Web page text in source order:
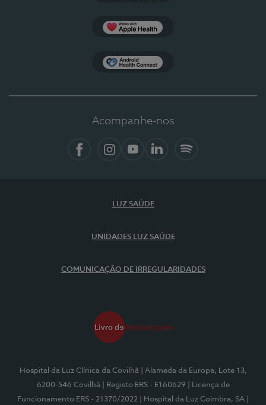
Acompanhe-nos
LUZ SAÚDE
UNIDADES LUZ SAÚDE
COMUNICAÇÃO DE IRREGULARIDADES
Hospital da Luz Clínica da Covilhã
| Alameda da Europa, Lote 13,
6200-546 Covilhã
| Registo ERS - E160629
| Licença de
Funcionamento ERS - 21370/2022
| Hospital da Luz Coimbra, SA